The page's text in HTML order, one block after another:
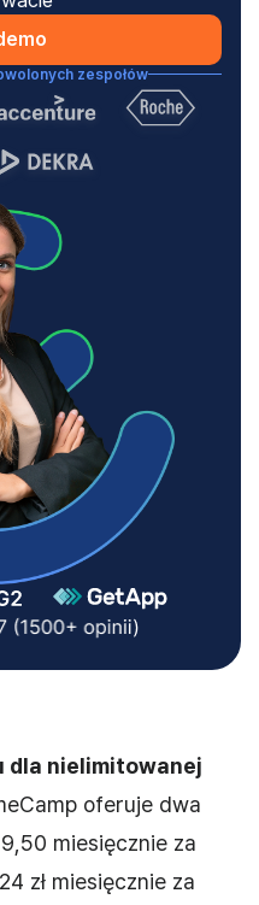
zespołów
dla nielimitowanej
oferuje dwa
miesięcznie za
zł miesięcznie za